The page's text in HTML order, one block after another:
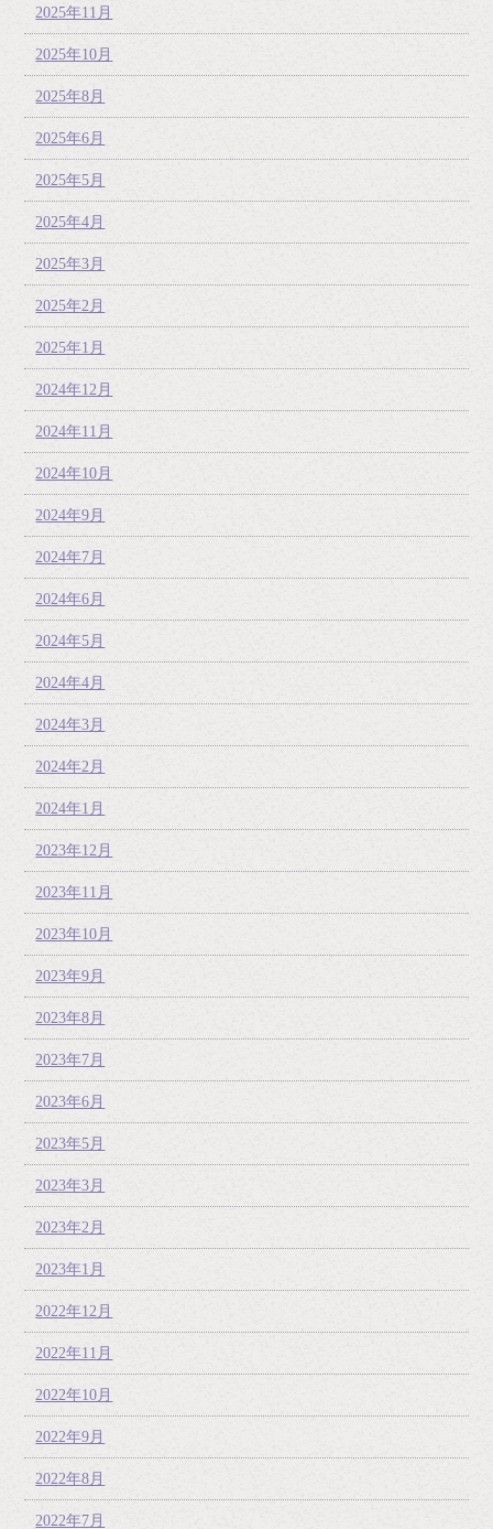
2025年11月
2025年10月
2025年8月
2025年6月
2025年5月
2025年4月
2025年3月
2025年2月
2025年1月
2024年12月
2024年11月
2024年10月
2024年9月
2024年7月
2024年6月
2024年5月
2024年4月
2024年3月
2024年2月
2024年1月
2023年12月
2023年11月
2023年10月
2023年9月
2023年8月
2023年7月
2023年6月
2023年5月
2023年3月
2023年2月
2023年1月
2022年12月
2022年11月
2022年10月
2022年9月
2022年8月
2022年7月